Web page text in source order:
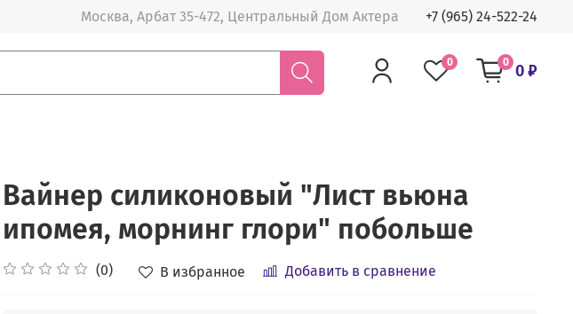
Москва, Арбат 35-472, Центральный Дом Актера +7 (965) 24-522-24
0 0 0 ₽
Вайнер силиконовый "Лист вьюна
ипомея, морнинг глори" побольше
(0) В избранное Добавить в сравнение